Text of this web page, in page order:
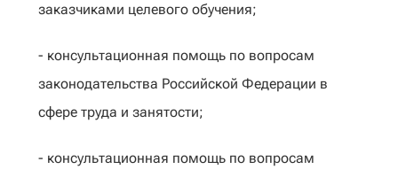
заказчиками целевого обучения;
- консультационная помощь по вопросам
законодательства Российской Федерации в
сфере труда и занятости;
- консультационная помощь по вопросам